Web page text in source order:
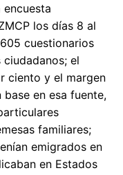
los días 8 al
cuestionarios
el
ciento y el margen
en esa fuente,
familiares;
emigrados en
en Estados